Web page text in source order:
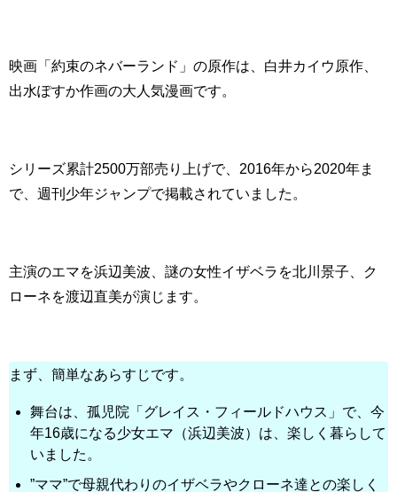
映画「約束のネバーランド」の原作は、白井カイウ原作、
出水ぽすか作画の大人気漫画です。
シリーズ累計2500万部売り上げで、2016年から2020年ま
で、週刊少年ジャンプで掲載されていました。
主演のエマを浜辺美波、謎の女性イザベラを北川景子、ク
ローネを渡辺直美が演じます。
まず、簡単なあらすじです。
舞台は、孤児院「グレイス・フィールドハウス」で、今
年16歳になる少女エマ（浜辺美波）は、楽しく暮らして
いました。
”ママ”で母親代わりのイザベラやクローネ達との楽しく